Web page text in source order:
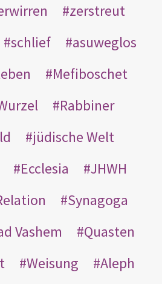
zerstreut
schlief
asuweglos
Mefiboschet
Rabbiner
jüdische Welt
Ecclesia
JHWH
Synagoga
Vashem
Quasten
Weisung
Aleph